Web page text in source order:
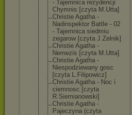
- Tajemnica rezydencji
Chymnis [czyta M.Utta]
Christie Agatha -
Nadinspektor Battle - 02
- Tajemnica siedmiu
zegarow [czyta J.Zelnik]
Christie Agatha -
Nemezis [czyta M.Utta]
Christie Agatha -
Niespodziewany gosc
[czyta L.Filipowicz]
Christie Agatha - Noc i
ciemnosc [czyta
R.Siemianowski]
Christie Agatha -
Pajeczyna (czyta